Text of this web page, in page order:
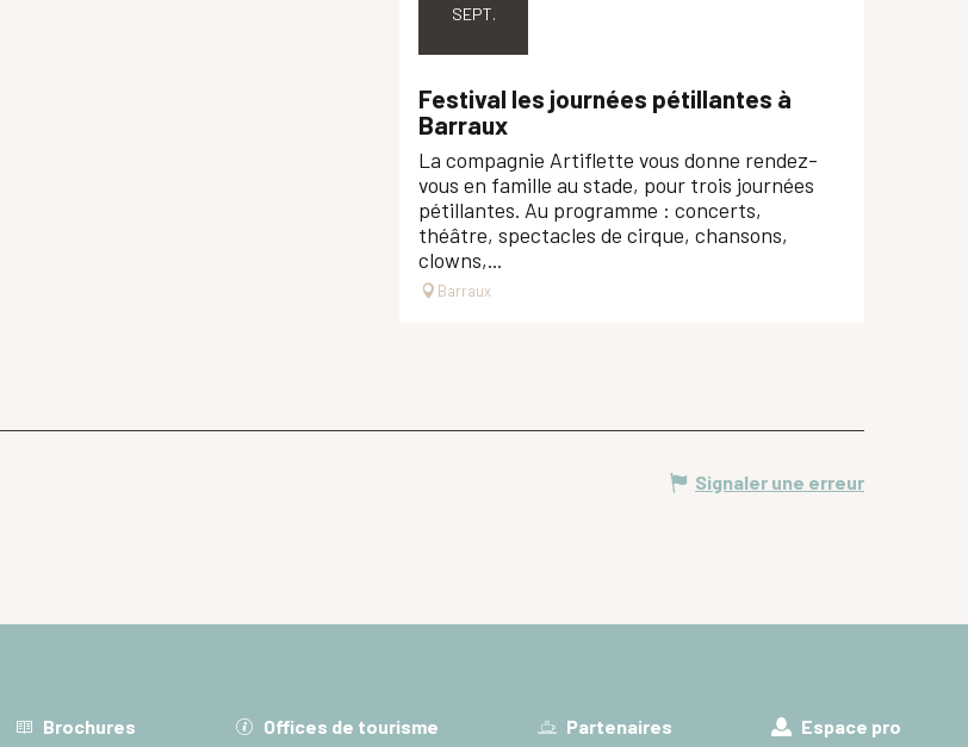
SEPT.
Festival les journées pétillantes à
Barraux
La compagnie Artiflette vous donne rendez-
vous en famille au stade, pour trois journées
pétillantes. Au programme : concerts,
théâtre, spectacles de cirque, chansons,
clowns,...
Barraux
Signaler une erreur
Brochures Offices de tourisme Partenaires Espace pro